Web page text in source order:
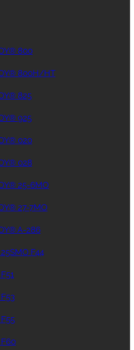
800
800H/HT
825
925
020
028
25-6MO
27-7MO
A-286
F44